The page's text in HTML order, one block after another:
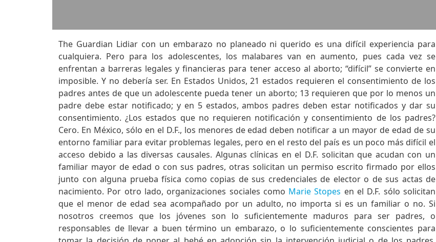
The Guardian Lidiar con un embarazo no planeado ni querido es una difícil experiencia para
cualquiera. Pero para los adolescentes, los malabares van en aumento, pues cada vez se
enfrentan a barreras legales y financieras para tener acceso al aborto; “difícil” se convierte en
imposible. Y no debería ser. En Estados Unidos, 21 estados requieren el consentimiento de los
padres antes de que un adolescente pueda tener un aborto; 13 requieren que por lo menos un
padre debe estar notificado; y en 5 estados, ambos padres deben estar notificados y dar su
consentimiento. ¿Los estados que no requieren notificación y consentimiento de los padres?
Cero. En México, sólo en el D.F., los menores de edad deben notificar a un mayor de edad de su
entorno familiar para evitar problemas legales, pero en el resto del país es un poco más difícil el
acceso debido a las diversas causales. Algunas clínicas en el D.F. solicitan que acudan con un
familiar mayor de edad o con sus padres, otras solicitan un permiso escrito firmado por ellos
junto con alguna prueba física como copias de sus credenciales de elector o de sus actas de
nacimiento. Por otro lado, organizaciones sociales como Marie Stopes en el D.F. sólo solicitan
que el menor de edad sea acompañado por un adulto, no importa si es un familiar o no. Si
nosotros creemos que los jóvenes son lo suficientemente maduros para ser padres, o
responsables de llevar a buen término un embarazo, o lo suficientemente conscientes para